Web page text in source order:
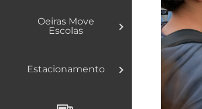
Oeiras Move
Escolas
Estacionamento